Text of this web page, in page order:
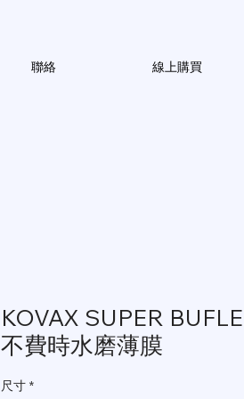
聯絡 線上購買
KOVAX SUPER
不費時水磨薄膜
尺寸 *